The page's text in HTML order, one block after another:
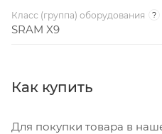
Класс (группа) оборудования ?
SRAM X9
Как купить
Для покупки товара в